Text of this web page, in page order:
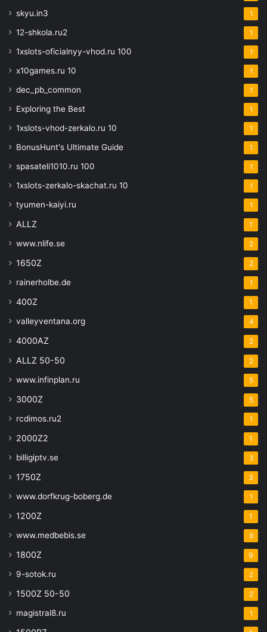
skyu.in3 1
12-shkola.ru2 1
1xslots-oficialnyy-vhod.ru 100 1
x10games.ru 10 1
dec_pb_common 1
Exploring the Best 1
1xslots-vhod-zerkalo.ru 10 1
BonusHunt's Ultimate Guide 1
spasateli1010.ru 100 1
1xslots-zerkalo-skachat.ru 10 1
tyumen-kaiyi.ru 1
ALLZ 1
www.nlife.se 2
1650Z 2
rainerholbe.de 1
400Z 1
valleyventana.org 4
4000AZ 2
ALLZ 50-50 2
www.infinplan.ru 5
3000Z 5
rcdimos.ru2 1
2000Z2 1
billigiptv.se 3
1750Z 3
www.dorfkrug-boberg.de 1
1200Z 1
www.medbebis.se 9
1800Z 9
9-sotok.ru 2
1500Z 50-50 2
magistral8.ru 1